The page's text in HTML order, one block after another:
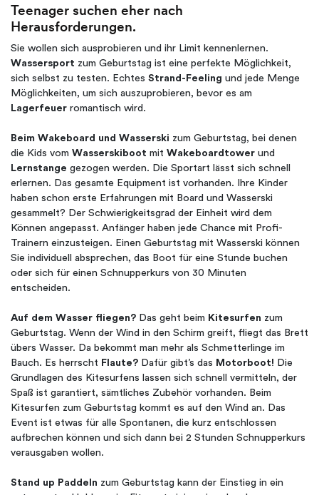
Teenager suchen eher nach
Herausforderungen.
Sie wollen sich ausprobieren und ihr Limit kennenlernen.
Wassersport zum Geburtstag ist eine perfekte Möglichkeit,
sich selbst zu testen. Echtes Strand-Feeling und jede Menge
Möglichkeiten, um sich auszuprobieren, bevor es am
Lagerfeuer romantisch wird.
Beim Wakeboard und Wasserski zum Geburtstag, bei denen
die Kids vom Wasserskiboot mit Wakeboardtower und
Lernstange gezogen werden. Die Sportart lässt sich schnell
erlernen. Das gesamte Equipment ist vorhanden. Ihre Kinder
haben schon erste Erfahrungen mit Board und Wasserski
gesammelt? Der Schwierigkeitsgrad der Einheit wird dem
Können angepasst. Anfänger haben jede Chance mit Profi-
Trainern einzusteigen. Einen Geburtstag mit Wasserski können
Sie individuell absprechen, das Boot für eine Stunde buchen
oder sich für einen Schnupperkurs von 30 Minuten
entscheiden.
Auf dem Wasser fliegen? Das geht beim Kitesurfen zum
Geburtstag. Wenn der Wind in den Schirm greift, fliegt das Brett
übers Wasser. Da bekommt man mehr als Schmetterlinge im
Bauch. Es herrscht Flaute? Dafür gibt’s das Motorboot! Die
Grundlagen des Kitesurfens lassen sich schnell vermitteln, der
Spaß ist garantiert, sämtliches Zubehör vorhanden. Beim
Kitesurfen zum Geburtstag kommt es auf den Wind an. Das
Event ist etwas für alle Spontanen, die kurz entschlossen
aufbrechen können und sich dann bei 2 Stunden Schnupperkurs
verausgaben wollen.
Stand up Paddeln zum Geburtstag kann der Einstieg in ein